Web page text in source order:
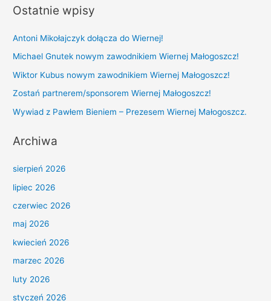
a
c
h
f
o
r
Ostatnie wpisy
Antoni Mikołajczyk dołącza do Wiernej!
Michael Gnutek nowym zawodnikiem Wiernej Małogoszcz!
Wiktor Kubus nowym zawodnikiem Wiernej Małogoszcz!
Zostań partnerem/sponsorem Wiernej Małogoszcz!
Wywiad z Pawłem Bieniem – Prezesem Wiernej Małogoszcz.
Archiwa
sierpień 2026
lipiec 2026
czerwiec 2026
maj 2026
kwiecień 2026
marzec 2026
luty 2026
styczeń 2026